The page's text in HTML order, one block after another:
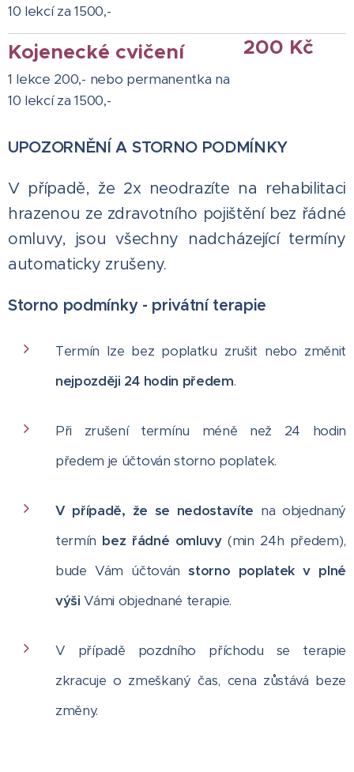
10 lekcí za 1500,-
Kojenecké cvičení
1 lekce 200,- nebo permanentka na
10 lekcí za 1500,-
200 Kč
UPOZORNĚNÍ A STORNO PODMÍNKY
V případě, že 2x neodrazíte na rehabilitaci
hrazenou ze zdravotního pojištění bez řádné
omluvy, jsou všechny nadcházející termíny
automaticky zrušeny.
Storno podmínky - privátní terapie
Termín lze bez poplatku zrušit nebo změnit
nejpozději 24 hodin předem.
Při zrušení termínu méně než 24 hodin
předem je účtován storno poplatek.
V případě, že se nedostavíte na objednaný
termín bez řádné omluvy(min 24h předem),
bude Vám účtovánstorno poplatek v plné
výši Vámi objednané terapie.
V případě pozdního příchodu se terapie
zkracuje o zmeškaný čas, cena zůstává beze
změny.